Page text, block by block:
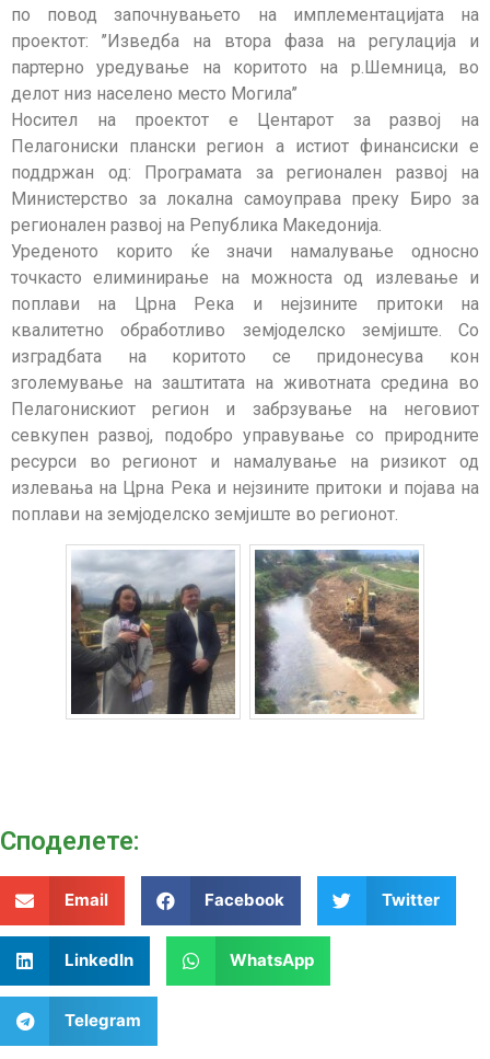
по повод започнувањето на имплементацијата на
проектот: ’’Изведба на втора фаза на регулација и
партерно уредување на коритото на р.Шемница, во
делот низ населено место Могила’’
Носител на проектот е Центарот за развој на
Пелагониски плански регион а истиот финансиски е
поддржан од: Програмата за регионален развој на
Министерство за локална самоуправа преку Биро за
регионален развој на Република Македонија.
Уреденото корито ќе значи намалување односно
точкасто елиминирање на можноста од излевање и
поплави на Црна Река и нејзините притоки на
квалитетно обработливо земјоделско земјиште. Со
изградбата на коритото се придонесува кон
зголемување на заштитата на животната средина во
Пелагонискиот регион и забрзување на неговиот
севкупен развој, подобро управување со природните
ресурси во регионот и намалување на ризикот од
излевања на Црна Река и нејзините притоки и појава на
поплави на земјоделско земјиште во регионот.
Споделeте:
Email Facebook Twitter
LinkedIn WhatsApp
Telegram